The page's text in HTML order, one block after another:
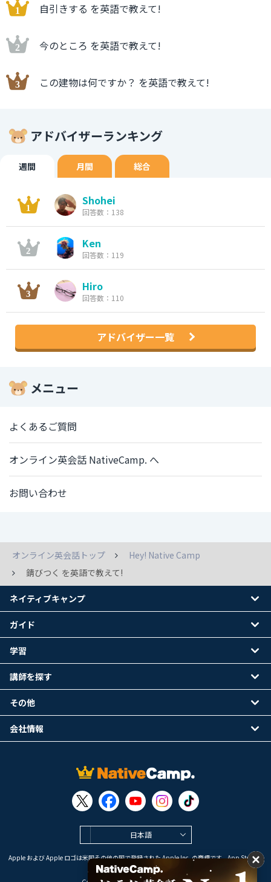
自引きする を英語で教えて!
今のところ を英語で教えて!
この建物は何ですか？ を英語で教えて!
アドバイザーランキング
週間 月間 総合
Shohei
回答数：138
Ken
回答数：119
Hiro
回答数：110
アドバイザー一覧
メニュー
よくあるご質問
オンライン英会話 NativeCamp. へ
お問い合わせ
オンライン英会話トップ
Hey! Native Camp
錆びつく を英語で教えて!
日本語
Apple および Apple ロゴは米国その他の国で登録された Apple Inc. の商標です。App Store は
Apple Inc. のサービスマークです。
ネイティブキャンプ
ガイド
学習
講師を探す
その他
会社情報